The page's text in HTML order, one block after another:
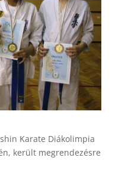
Karate Diákolimpia
került megrendezésre